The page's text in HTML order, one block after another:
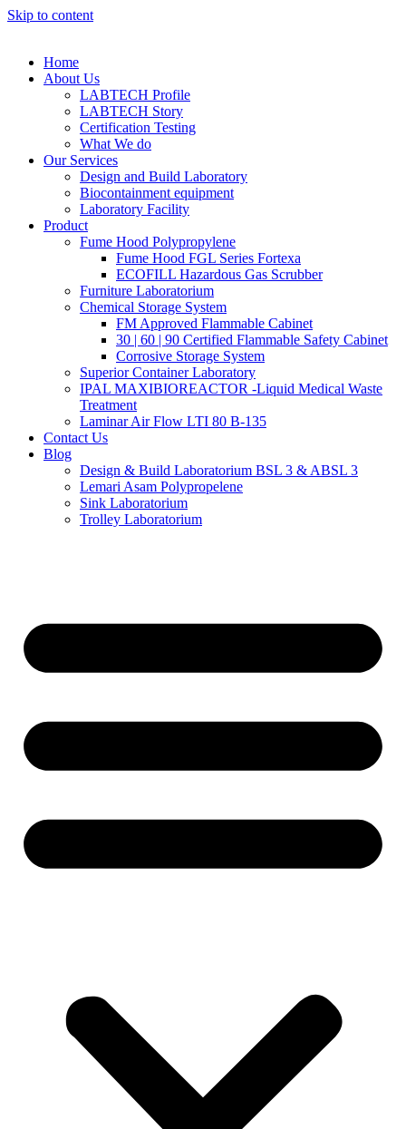
Skip to content
Home
About Us
LABTECH Profile
LABTECH Story
Certification Testing
What We do
Our Services
Design and Build Laboratory
Biocontainment equipment
Laboratory Facility
Product
Fume Hood Polypropylene
Fume Hood FGL Series Fortexa
ECOFILL Hazardous Gas Scrubber
Furniture Laboratorium
Chemical Storage System
FM Approved Flammable Cabinet
30 | 60 | 90 Certified Flammable Safety Cabinet
Corrosive Storage System
Superior Container Laboratory
IPAL MAXIBIOREACTOR -Liquid Medical Waste
Treatment
Laminar Air Flow LTI 80 B-135
Contact Us
Blog
Design & Build Laboratorium BSL 3 & ABSL 3
Lemari Asam Polypropelene
Sink Laboratorium
Trolley Laboratorium